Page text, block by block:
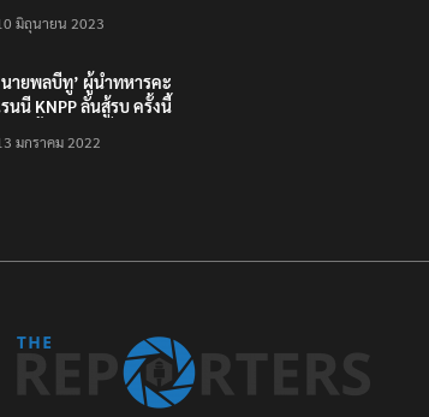
กบาตรทางน้ำ
มิถุนายน 2023
นายพลบีทู’ ผู้นำทหารคะ
รนนี KNPP ลั่นสู้รบ ครั้งนี้
ระชาชนต้องชนะ
มกราคม 2022